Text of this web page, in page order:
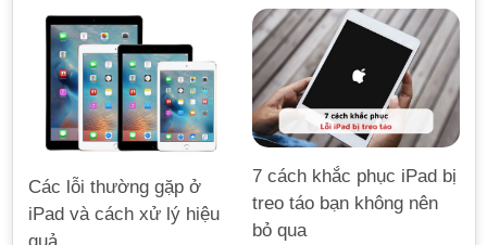
Các lỗi thường gặp ở
iPad và cách xử lý hiệu
quả
7 cách khắc phục iPad bị
treo táo bạn không nên
bỏ qua